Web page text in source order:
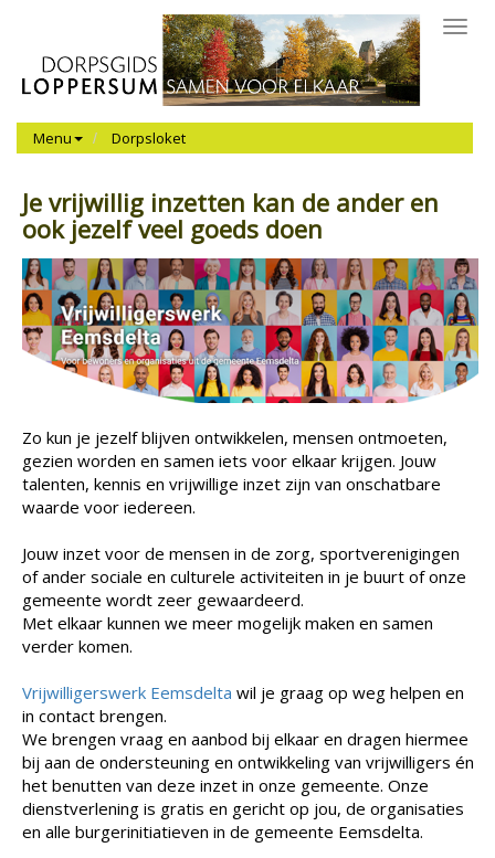
Menu Dorpsloket
Je vrijwillig inzetten kan de ander en
ook jezelf veel goeds doen
Zo kun je jezelf blijven ontwikkelen, mensen ontmoeten,
gezien worden en samen iets voor elkaar krijgen. Jouw
talenten, kennis en vrijwillige inzet zijn van onschatbare
waarde voor iedereen.
Jouw inzet voor de mensen in de zorg, sportverenigingen
of ander sociale en culturele activiteiten in je buurt of onze
gemeente wordt zeer gewaardeerd.
Met elkaar kunnen we meer mogelijk maken en samen
verder komen.
Vrijwilligerswerk Eemsdelta wil je graag op weg helpen en
in contact brengen.
We brengen vraag en aanbod bij elkaar en dragen hiermee
bij aan de ondersteuning en ontwikkeling van vrijwilligers én
het benutten van deze inzet in onze gemeente. Onze
dienstverlening is gratis en gericht op jou, de organisaties
en alle burgerinitiatieven in de gemeente Eemsdelta.